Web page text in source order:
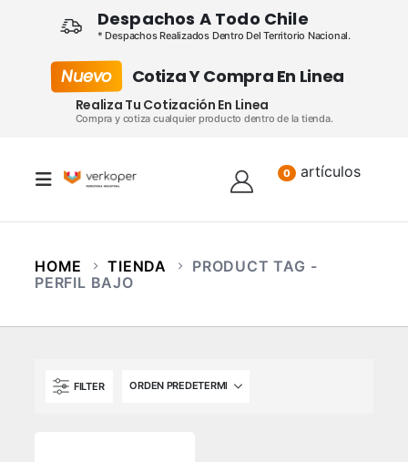
Despachos A Todo Chile
* Despachos Realizados Dentro Del Territorio Nacional.
Nuevo Cotiza Y Compra En Linea
Realiza Tu Cotización En Linea
Compra y cotiza cualquier producto dentro de la tienda.
0 artículos
HOME TIENDA
PRODUCT TAG -
PERFIL BAJO
FILTER